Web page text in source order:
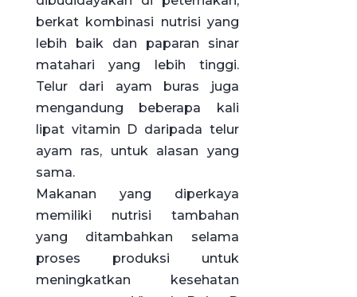
berkat kombinasi nutrisi yang
lebih baik dan paparan sinar
matahari yang lebih tinggi.
Telur dari ayam buras juga
mengandung beberapa kali
lipat vitamin D daripada telur
ayam ras, untuk alasan yang
sama.
Makanan yang diperkaya
memiliki nutrisi tambahan
yang ditambahkan selama
proses produksi untuk
meningkatkan kesehatan